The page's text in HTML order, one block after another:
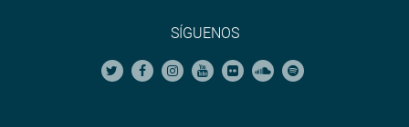
SÍGUENOS